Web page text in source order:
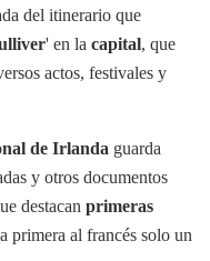
del itinerario que
' en la capital, que
actos, festivales y
de Irlanda guarda
y otros documentos
destacan primeras
primera al francés solo un